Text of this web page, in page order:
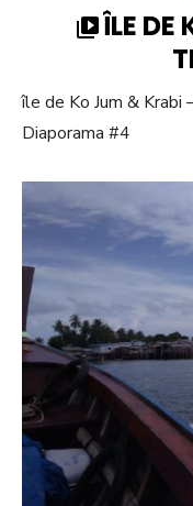
ÎLE DE
île de Ko Jum & Krabi
Diaporama #4